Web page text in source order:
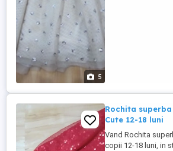
5
Rochita
Cute 12-18 luni
Vand Rochita
copii 12-18 luni, in